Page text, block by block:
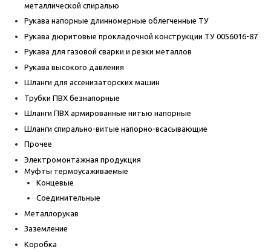
металлической спиралью
Рукава напорные длинномерные облегченные ТУ
Рукава дюритовые прокладочной конструкции ТУ 0056016-87
Рукава для газовой сварки и резки металлов
Рукава высокого давления
Шланги для ассенизаторских машин
Трубки ПВХ безнапорные
Шланги ПВХ армированные нитью напорные
Шланги спирально-витые напорно-всасывающие
Прочее
Электромонтажная продукция
Муфты термоусаживаемые
Концевые
Соединительные
Металлорукав
Заземление
Коробка